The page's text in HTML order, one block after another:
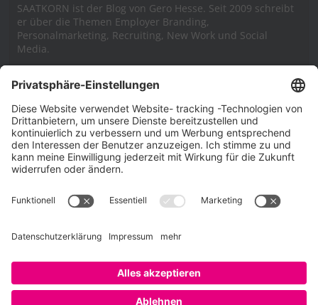
SAATKORN ist der Blog von Gero Hesse. Seit 2009 schreibt
er über die Themen Employer Branding,
Personalmarketing, Recruiting, New Work und Social
Media.
Impressum
Impressum
Cookie-Richtlinie (EU)